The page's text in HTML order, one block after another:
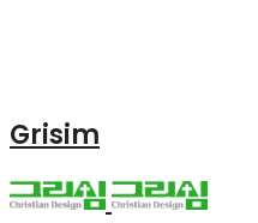
Grisim